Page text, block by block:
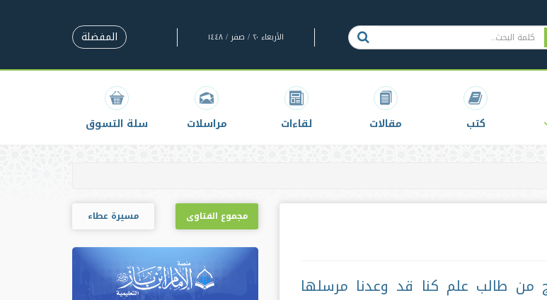
الأربعاء ٢٠ / صفر / ١٤٤٨ المفضلة
كتب مقالات لقاءات مراسلات سلة التسوق
من طالب علم كنا قد وعدنا مرسلها
مجموع الفتاوى مسيرة عطاء